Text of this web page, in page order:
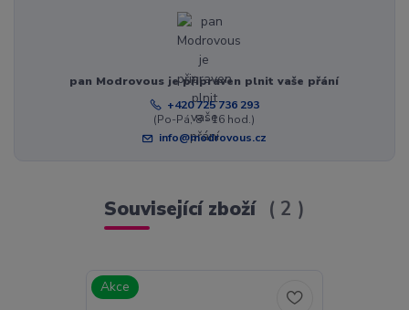
pan Modrovous je připraven plnit vaše přání
+420 725 736 293
(Po-Pá, 8 - 16 hod.)
info@modrovous.cz
Související zboží 2
Akce